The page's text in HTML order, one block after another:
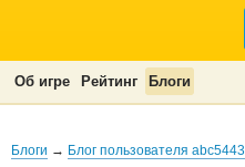
Об игре Рейтинг Блоги
Блоги → Блог пользователя abc5443